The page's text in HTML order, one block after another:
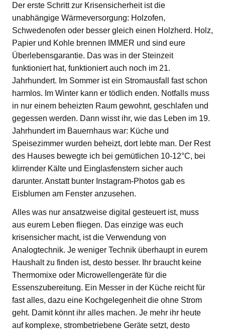
Der erste Schritt zur Krisensicherheit ist die
unabhängige Wärmeversorgung: Holzofen,
Schwedenofen oder besser gleich einen Holzherd. Holz,
Papier und Kohle brennen IMMER und sind eure
Überlebensgarantie. Das was in der Steinzeit
funktioniert hat, funktioniert auch noch im 21.
Jahrhundert. Im Sommer ist ein Stromausfall fast schon
harmlos. Im Winter kann er tödlich enden. Notfalls muss
in nur einem beheizten Raum gewohnt, geschlafen und
gegessen werden. Dann wisst ihr, wie das Leben im 19.
Jahrhundert im Bauernhaus war: Küche und
Speisezimmer wurden beheizt, dort lebte man. Der Rest
des Hauses bewegte ich bei gemütlichen 10-12°C, bei
klirrender Kälte und Einglasfenstern sicher auch
darunter. Anstatt bunter Instagram-Photos gab es
Eisblumen am Fenster anzusehen.
Alles was nur ansatzweise digital gesteuert ist, muss
aus eurem Leben fliegen. Das einzige was euch
krisensicher macht, ist die Verwendung von
Analogtechnik. Je weniger Technik überhaupt in eurem
Haushalt zu finden ist, desto besser. Ihr braucht keine
Thermomixe oder Microwellengeräte für die
Essenszubereitung. Ein Messer in der Küche reicht für
fast alles, dazu eine Kochgelegenheit die ohne Strom
geht. Damit könnt ihr alles machen. Je mehr ihr heute
auf komplexe, strombetriebene Geräte setzt, desto